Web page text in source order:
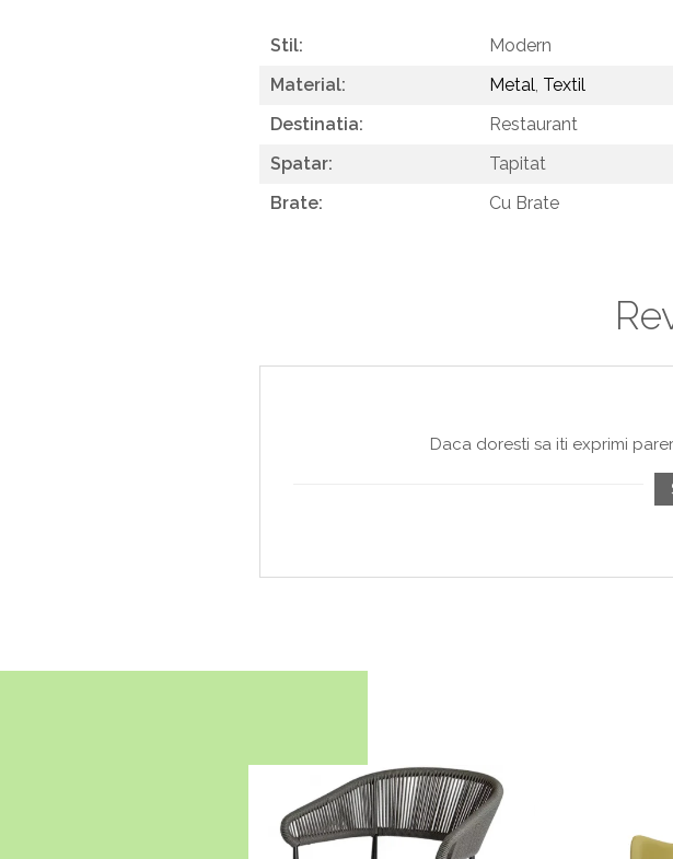
Stil:
Modern
Material:
Metal, Textil
Destinatia:
Restaurant
Spatar:
Tapitat
Brate:
Cu Brate
Daca doresti sa iti exprimi